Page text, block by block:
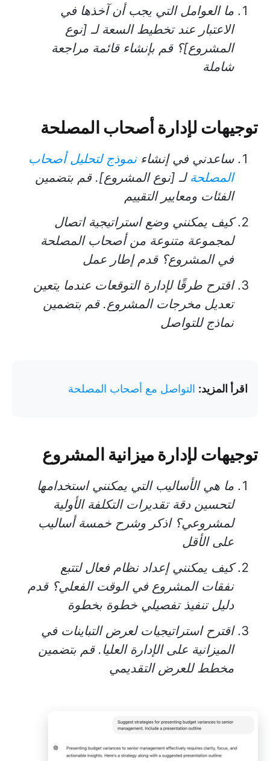
ما العوامل التي يجب أن آخذها في
الاعتبار عند تخطيط السعة لـ [نوع
المشروع]؟ قم بإنشاء قائمة مراجعة
شاملة
توجيهات لإدارة أصحاب المصلحة
ساعدني في إنشاءنموذج لتحليل أصحاب
المصلحة لـ [نوع المشروع]. قم بتضمين
الفئات ومعايير التقييم
كيف يمكنني وضع استراتيجية اتصال
لمجموعة متنوعة من أصحاب المصلحة
في المشروع؟ قدم إطار عمل
اقترح طرقًا لإدارة التوقعات عندما يتعين
تعديل مخرجات المشروع. قم بتضمين
نماذج للتواصل
اقرأ المزيد: التواصل مع أصحاب المصلحة
توجيهات لإدارة ميزانية المشروع
ما هي الأساليب التي يمكنني استخدامها
لتحسين دقة تقديرات التكلفة الأولية
لمشروعي؟ اذكر وشرح خمسة أساليب
على الأقل
كيف يمكنني إعداد نظام فعال لتتبع
نفقات المشروع في الوقت الفعلي؟ قدم
دليل تنفيذ تفصيلي خطوة بخطوة
اقترح استراتيجيات لعرض التباينات في
الميزانية على الإدارة العليا. قم بتضمين
مخطط للعرض التقديمي